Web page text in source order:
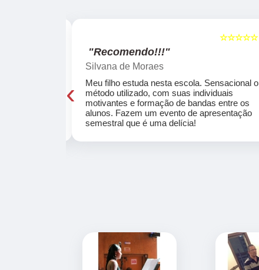
☆☆☆☆☆
"Recomendo!!!"
Silvana de Moraes
Meu filho estuda nesta escola. Sensacional o
método utilizado, com suas individuais
motivantes e formação de bandas entre os
alunos. Fazem um evento de apresentação
semestral que é uma delícia!
‹